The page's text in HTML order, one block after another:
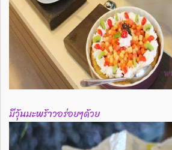
มีวุ้นมะพร้าวอร่อยๆด้วย